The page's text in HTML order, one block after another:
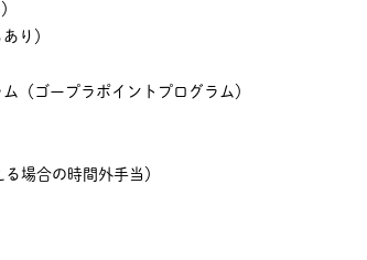
り）
（ゴープラポイントプログラム）
場合の時間外手当）